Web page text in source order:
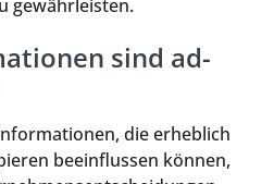
gewährleisten.
sind ad-
die erheblich
beeinflussen können,